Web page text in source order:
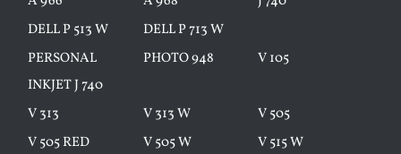
DELL P 513 W
DELL P 713 W
PERSONAL
INKJET J 740
PHOTO 948 V 105
V 313 V 313 W
V 505
V 505 RED
V 505 W
V 515 W